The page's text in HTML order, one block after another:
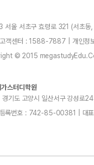
서울 서초구 효령로 321 (서초
고객센터 : 1588-7887 | 개인
© 2015
스터디학원
경기도 고양시 일산서구 강성
록번호 : 742-85-00381 | 대표